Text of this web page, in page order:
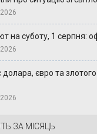
на суботу, 1 серпня:
долара, євро та
ЗА МІСЯЦЬ